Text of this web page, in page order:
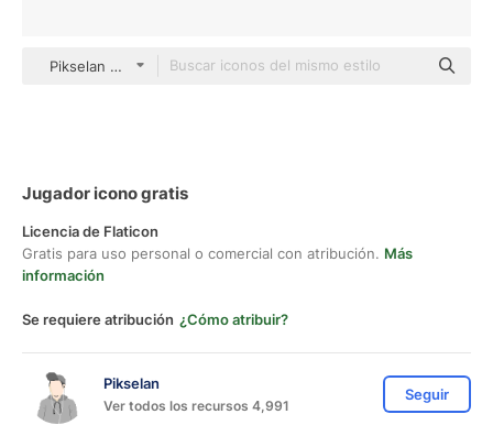
Pikselan Others
Jugador icono gratis
Licencia de Flaticon
Gratis para uso personal o comercial con atribución. Más
información
Se requiere atribución ¿Cómo atribuir?
Pikselan
Ver todos los recursos 4,991
Seguir